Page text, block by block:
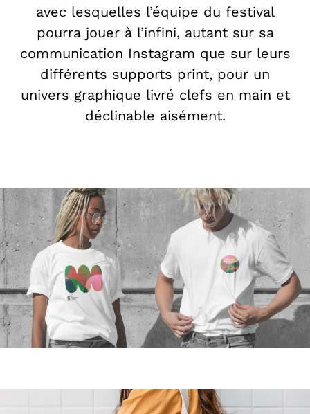
avec lesquelles l’équipe du festival
pourra jouer à l’infini, autant sur sa
communication Instagram que sur leurs
différents supports print, pour un
univers graphique livré clefs en main et
déclinable aisément.